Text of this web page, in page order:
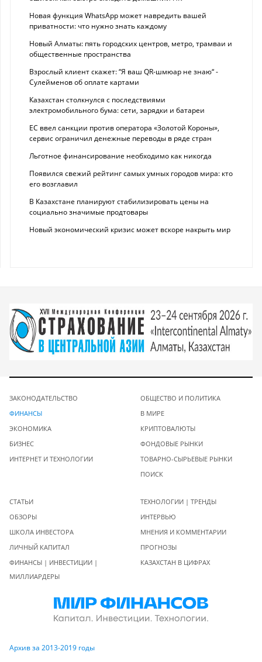
Новая функция WhatsApp может навредить вашей
приватности: что нужно знать каждому
Новый Алматы: пять городских центров, метро, трамваи и
общественные пространства
Взрослый клиент скажет: “Я ваш QR-шмюар не знаю“ -
Сулейменов об оплате картами
Казахстан столкнулся с последствиями
электромобильного бума: сети, зарядки и батареи
ЕС ввел санкции против оператора «Золотой Короны»,
сервис ограничил денежные переводы в ряде стран
Льготное финансирование необходимо как никогда
Появился свежий рейтинг самых умных городов мира: кто
его возглавил
В Казахстане планируют стабилизировать цены на
социально значимые продтовары
Новый экономический кризис может вскоре накрыть мир
ЗАКОНОДАТЕЛЬСТВО
ФИНАНСЫ
ЭКОНОМИКА
БИЗНЕС
ИНТЕРНЕТ И ТЕХНОЛОГИИ
ОБЩЕСТВО И ПОЛИТИКА
В МИРЕ
КРИПТОВАЛЮТЫ
ФОНДОВЫЕ РЫНКИ
ТОВАРНО-СЫРЬЕВЫЕ РЫНКИ
ПОИСК
СТАТЬИ
ОБЗОРЫ
ШКОЛА ИНВЕСТОРА
ЛИЧНЫЙ КАПИТАЛ
ФИНАНСЫ | ИНВЕСТИЦИИ |
МИЛЛИАРДЕРЫ
ТЕХНОЛОГИИ | ТРЕНДЫ
ИНТЕРВЬЮ
МНЕНИЯ И КОММЕНТАРИИ
ПРОГНОЗЫ
КАЗАХСТАН В ЦИФРАХ
Архив за 2013-2019 годы